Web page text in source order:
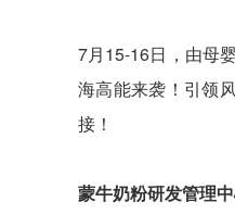
7月15-16日，由母
海高能来袭！引领
接！
蒙牛奶粉研发管理